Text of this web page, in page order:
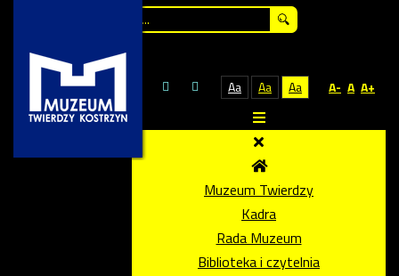
Aa Aa Aa A- A A+
Muzeum Twierdzy
Kadra
Rada Muzeum
Biblioteka i czytelnia